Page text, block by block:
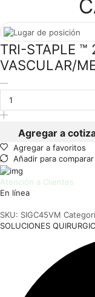
TRI-STAPLE ™
VASCULAR/
STAPLE
™
MM
VASCULAR/MEDIUM
CARTRIDGE
cantidad
Agregar a
Agregar a favoritos
Añadir para comparar
Atención a Clientes
En línea
SKU: SIGC45VM
SOLUCIONES